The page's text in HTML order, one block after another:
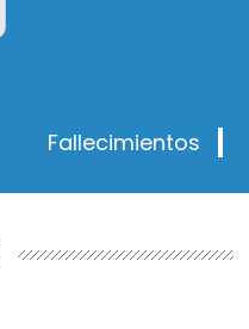
Fallecimientos